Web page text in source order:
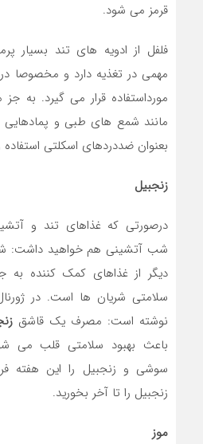
قرمز می شود.
فلفل از ادویه های تند بسیار
مهمی در تغذیه دارد و
مورداستفاده قرار می گیرد. به
مانند شمع های طبی و پمادهایی
بعنوان ضددردهای اسکلتی استفاده
زنجبیل
درصورتی که غذاهای تند و
شب آتشینی هم خواهید داشت:
ديگر از غذاهای کمک کننده به
سلامتی شریان ها است. در
نوشته است: مصرف یک قاشق
باعث بهبود سلامتی قلب می
سوشی و زنجبیل را این هفته
زنجبیل را تا آخر بخورید.
موز